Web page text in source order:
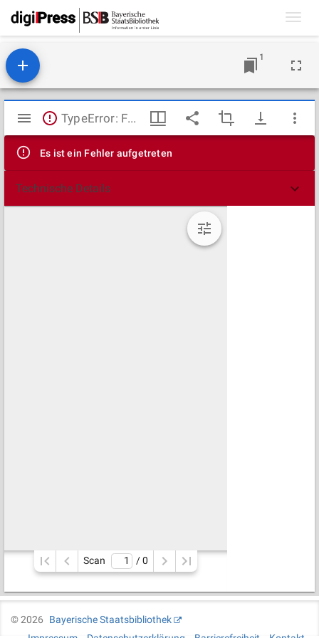
1
Mirador
Viewer
TypeError: Failed to fetch
Es ist ein Fehler aufgetreten
Technische Details
Scan / 0
©2026
Bayerische Staatsbibliothek